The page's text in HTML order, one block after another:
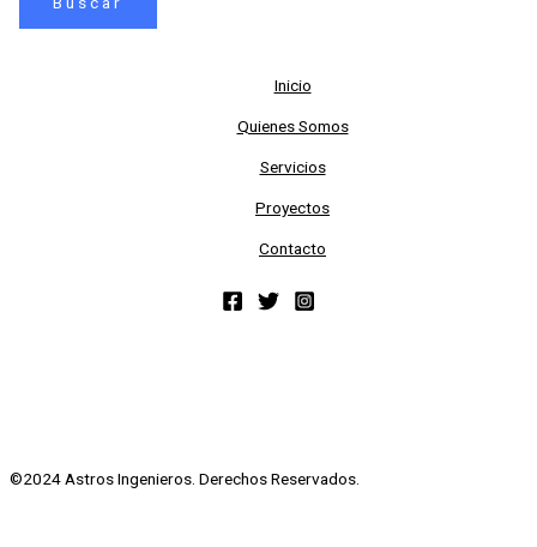
Inicio
Quienes Somos
Servicios
Proyectos
Contacto
©2024 Astros Ingenieros. Derechos Reservados.